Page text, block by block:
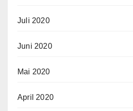
Juli 2020
Juni 2020
Mai 2020
April 2020